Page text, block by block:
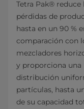
Tetra Pak® reduce
pérdidas de
hasta en un 90 %
comparación con
mezcladores
y proporciona una
distribución
partículas, hasta
de su capacidad